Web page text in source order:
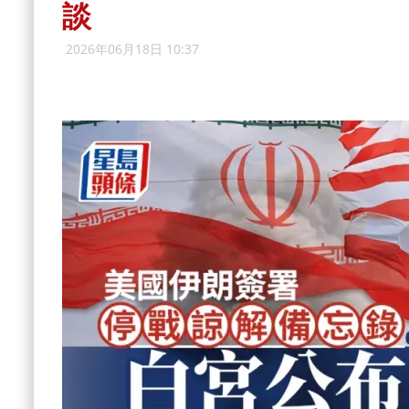
談
2026年06月18日 10:37